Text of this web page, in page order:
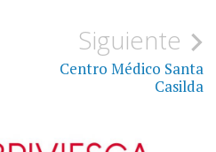
Siguiente
Centro Médico Santa
Casilda